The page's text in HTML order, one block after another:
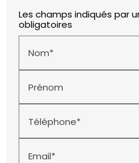
Les champs indiqués par
obligatoires
Nom*
Prénom
Téléphone*
Email*